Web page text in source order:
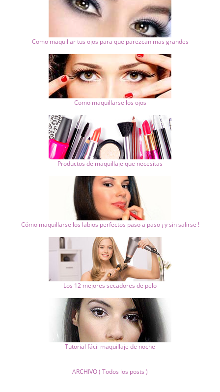
Como maquillar tus ojos para que parezcan mas grandes
Como maquillarse los ojos
Productos de maquillaje que necesitas
Cómo maquillarse los labios perfectos paso a paso ¡ y sin salirse !
Los 12 mejores secadores de pelo
Tutorial fácil maquillaje de noche
ARCHIVO ( Todos los posts )